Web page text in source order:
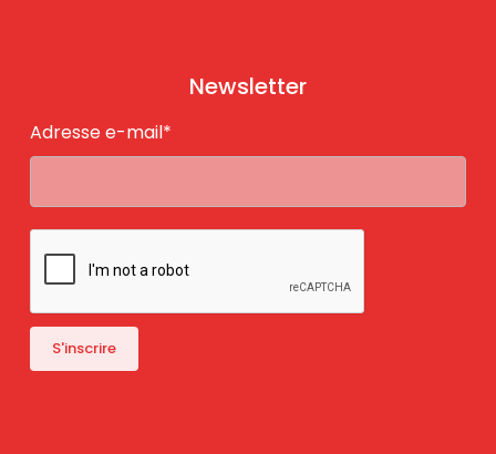
Newsletter
Adresse e-mail*